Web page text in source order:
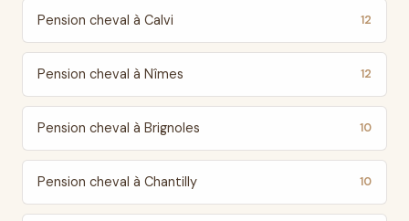
Pension cheval à Calvi 12
Pension cheval à Nîmes 12
Pension cheval à Brignoles 10
Pension cheval à Chantilly 10